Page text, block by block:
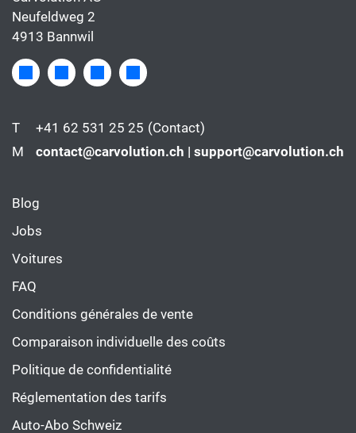
Neufeldweg 2
4913 Bannwil
T +41 62 531 25 25 (Contact)
M
contact@carvolution.ch | support@carvolution.ch
Blog
Jobs
Voitures
FAQ
Conditions générales de vente
Comparaison individuelle des coûts
Politique de confidentialité
Réglementation des tarifs
Auto-Abo Schweiz